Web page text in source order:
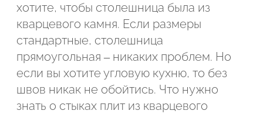
хотите, чтобы столешница была из
кварцевого камня. Если размеры
стандартные, столешница
прямоугольная – никаких проблем. Но
если вы хотите угловую кухню, то без
швов никак не обойтись. Что нужно
знать о стыках плит из кварцевого